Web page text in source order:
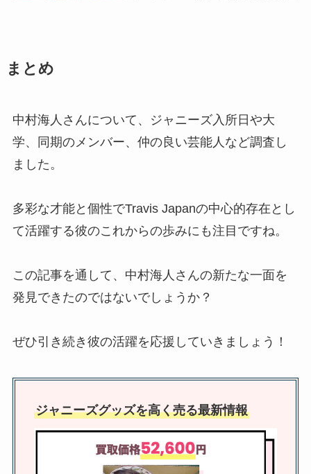
速攻ブルーベリーがジャニオタの
入る？
映画やドラマの出演歴まとめ！
ジャニオタ遠征の持ち物リストを
紹介！ッグの選び方や1泊2日の泊
高野洸はジャニーズ出身なの！？
父親・母親・兄弟などの家族構成
や出演作品を調査
まとめ
中村海人さんについて、ジャニーズ入所日や大
学、同期のメンバー、仲の良い芸能人など調査し
ました。
多彩な才能と個性でTravis Japanの中心的存在とし
て活躍する彼のこれからの歩みにも注目ですね。
この記事を通して、中村海人さんの新たな一面を
発見できたのではないでしょうか？
ぜひ引き続き彼の活躍を応援していきましょう！
ジャニーズグッズを高く売る最新情報